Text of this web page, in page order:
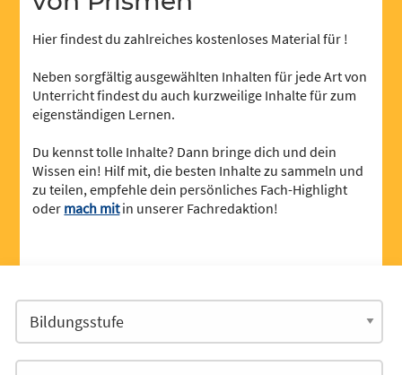
Hier findest du zahlreiches kostenloses Material für !
Neben sorgfältig ausgewählten Inhalten für jede Art von
Unterricht findest du auch kurzweilige Inhalte für zum
eigenständigen Lernen.
Du kennst tolle Inhalte? Dann bringe dich und dein
Wissen ein! Hilf mit, die besten Inhalte zu sammeln und
zu teilen, empfehle dein persönliches Fach-Highlight
oder mach mitin unserer Fachredaktion!